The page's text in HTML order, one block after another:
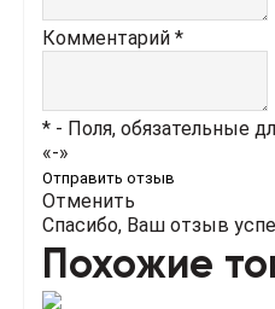
Комментарий *
* - Поля, обязательные
«-»
Отправить отзыв
Отменить
Спасибо, Ваш отзыв
Похожие